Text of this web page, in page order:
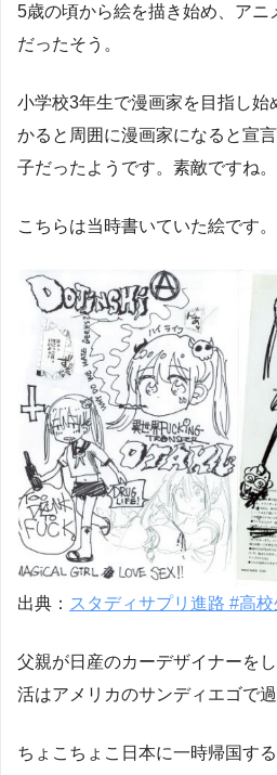
5歳の頃から絵を描き始め、アニ
だったそう。
小学校3年生で漫画家を目指し始
かると周囲に漫画家になると宣
子だったようです。素敵ですね。
こちらは当時書いていた絵です。
出典： スタディサプリ進路 #高校
父親が日産のカーデザイナーを
活はアメリカのサンディエゴで過
ちょこちょこ日本に一時帰国す